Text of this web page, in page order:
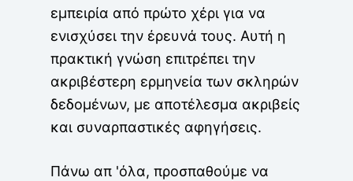
εμπειρία από πρώτο χέρι για να
ενισχύσει την έρευνά τους. Αυτή η
πρακτική γνώση επιτρέπει την
ακριβέστερη ερμηνεία των σκληρών
δεδομένων, με αποτέλεσμα ακριβείς
και συναρπαστικές αφηγήσεις.
Πάνω απ 'όλα, προσπαθούμε να